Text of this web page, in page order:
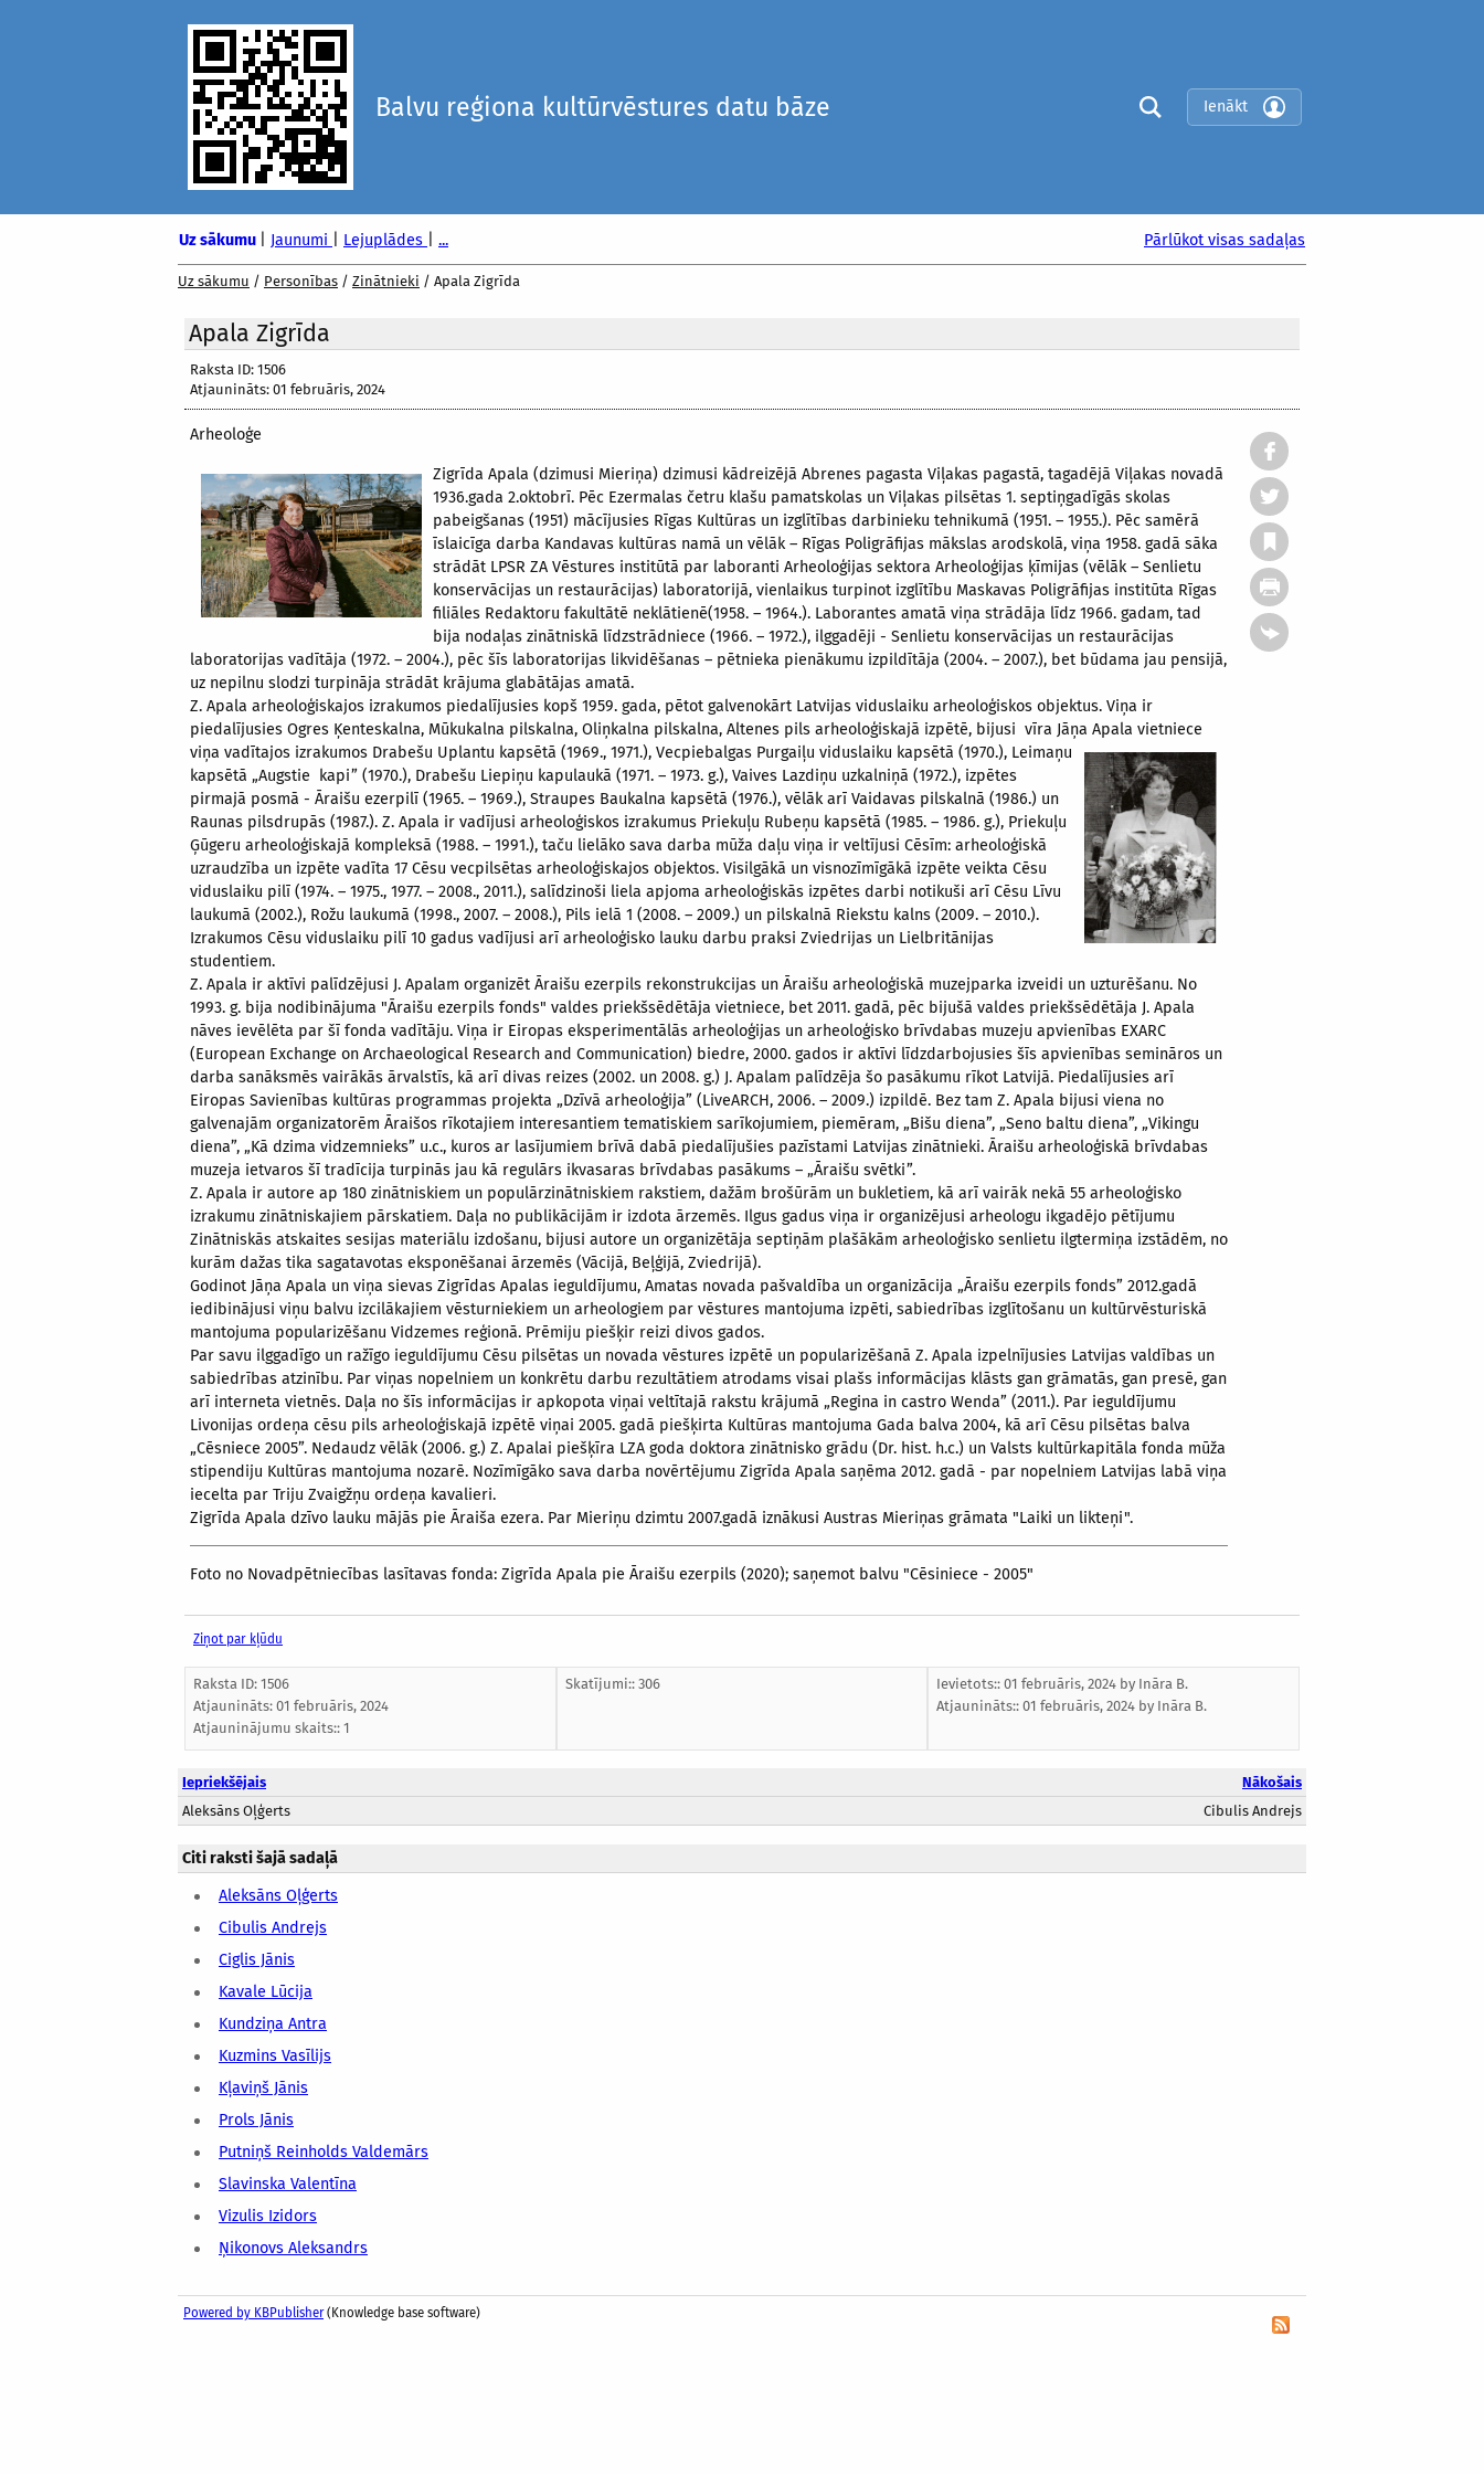
Balvu reģiona kultūrvēstures datu bāze Ienākt
Uz sākumu Jaunumi Lejuplādes ... Pārlūkot visas sadaļas
Uz sākumu / Personības / Zinātnieki / Apala Zigrīda
Apala Zigrīda
Raksta ID: 1506
Atjaunināts: 01 februāris, 2024
Arheoloģe
Zigrīda Apala (dzimusi Mieriņa) dzimusi kādreizējā Abrenes pagasta Viļakas pagastā, tagadējā Viļakas novadā
1936.gada 2.oktobrī. Pēc Ezermalas četru klašu pamatskolas un Viļakas pilsētas 1. septiņgadīgās skolas
pabeigšanas (1951) mācījusies Rīgas Kultūras un izglītības darbinieku tehnikumā (1951. – 1955.). Pēc samērā
īslaicīga darba Kandavas kultūras namā un vēlāk – Rīgas Poligrāfijas mākslas arodskolā, viņa 1958. gadā sāka
strādāt LPSR ZA Vēstures institūtā par laboranti Arheoloģijas sektora Arheoloģijas ķīmijas (vēlāk – Senlietu
konservācijas un restaurācijas) laboratorijā, vienlaikus turpinot izglītību Maskavas Poligrāfijas institūta Rīgas
filiāles Redaktoru fakultātē neklātienē(1958. – 1964.). Laborantes amatā viņa strādāja līdz 1966. gadam, tad
bija nodaļas zinātniskā līdzstrādniece (1966. – 1972.), ilggadēji - Senlietu konservācijas un restaurācijas
laboratorijas vadītāja (1972. – 2004.), pēc šīs laboratorijas likvidēšanas – pētnieka pienākumu izpildītāja (2004. – 2007.), bet būdama jau pensijā,
uz nepilnu slodzi turpināja strādāt krājuma glabātājas amatā.
Z. Apala arheoloģiskajos izrakumos piedalījusies kopš 1959. gada, pētot galvenokārt Latvijas viduslaiku arheoloģiskos objektus. Viņa ir
piedalījusies Ogres Ķenteskalna, Mūkukalna pilskalna, Oliņkalna pilskalna, Altenes pils arheoloģiskajā izpētē, bijusi vīra Jāņa Apala vietniece
viņa vadītajos izrakumos Drabešu Uplantu kapsētā (1969., 1971.), Vecpiebalgas Purgaiļu viduslaiku kapsētā (1970.), Leimaņu
kapsētā „Augstie kapi” (1970.), Drabešu Liepiņu kapulaukā (1971. – 1973. g.), Vaives Lazdiņu uzkalniņā (1972.), izpētes
pirmajā posmā - Āraišu ezerpilī (1965. – 1969.), Straupes Baukalna kapsētā (1976.), vēlāk arī Vaidavas pilskalnā (1986.) un
Raunas pilsdrupās (1987.). Z. Apala ir vadījusi arheoloģiskos izrakumus Priekuļu Rubeņu kapsētā (1985. – 1986. g.), Priekuļu
Ģūgeru arheoloģiskajā kompleksā (1988. – 1991.), taču lielāko sava darba mūža daļu viņa ir veltījusi Cēsīm: arheoloģiskā
uzraudzība un izpēte vadīta 17 Cēsu vecpilsētas arheoloģiskajos objektos. Visilgākā un visnozīmīgākā izpēte veikta Cēsu
viduslaiku pilī (1974. – 1975., 1977. – 2008., 2011.), salīdzinoši liela apjoma arheoloģiskās izpētes darbi notikuši arī Cēsu Līvu
laukumā (2002.), Rožu laukumā (1998., 2007. – 2008.), Pils ielā 1 (2008. – 2009.) un pilskalnā Riekstu kalns (2009. – 2010.).
Izrakumos Cēsu viduslaiku pilī 10 gadus vadījusi arī arheoloģisko lauku darbu praksi Zviedrijas un Lielbritānijas
studentiem.
Z. Apala ir aktīvi palīdzējusi J. Apalam organizēt Āraišu ezerpils rekonstrukcijas un Āraišu arheoloģiskā muzejparka izveidi un uzturēšanu. No
1993. g. bija nodibinājuma "Āraišu ezerpils fonds" valdes priekšsēdētāja vietniece, bet 2011. gadā, pēc bijušā valdes priekšsēdētāja J. Apala
nāves ievēlēta par šī fonda vadītāju. Viņa ir Eiropas eksperimentālās arheoloģijas un arheoloģisko brīvdabas muzeju apvienības EXARC
(European Exchange on Archaeological Research and Communication) biedre, 2000. gados ir aktīvi līdzdarbojusies šīs apvienības semināros un
darba sanāksmēs vairākās ārvalstīs, kā arī divas reizes (2002. un 2008. g.) J. Apalam palīdzēja šo pasākumu rīkot Latvijā. Piedalījusies arī
Eiropas Savienības kultūras programmas projekta „Dzīvā arheoloģija” (LiveARCH, 2006. – 2009.) izpildē. Bez tam Z. Apala bijusi viena no
galvenajām organizatorēm Āraišos rīkotajiem interesantiem tematiskiem sarīkojumiem, piemēram, „Bišu diena”, „Seno baltu diena”, „Vikingu
diena”, „Kā dzima vidzemnieks” u.c., kuros ar lasījumiem brīvā dabā piedalījušies pazīstami Latvijas zinātnieki. Āraišu arheoloģiskā brīvdabas
muzeja ietvaros šī tradīcija turpinās jau kā regulārs ikvasaras brīvdabas pasākums – „Āraišu svētki”.
Z. Apala ir autore ap 180 zinātniskiem un populārzinātniskiem rakstiem, dažām brošūrām un bukletiem, kā arī vairāk nekā 55 arheoloģisko
izrakumu zinātniskajiem pārskatiem. Daļa no publikācijām ir izdota ārzemēs. Ilgus gadus viņa ir organizējusi arheologu ikgadējo pētījumu
Zinātniskās atskaites sesijas materiālu izdošanu, bijusi autore un organizētāja septiņām plašākām arheoloģisko senlietu ilgtermiņa izstādēm, no
kurām dažas tika sagatavotas eksponēšanai ārzemēs (Vācijā, Beļģijā, Zviedrijā).
Godinot Jāņa Apala un viņa sievas Zigrīdas Apalas ieguldījumu, Amatas novada pašvaldība un organizācija „Āraišu ezerpils fonds” 2012.gadā
iedibinājusi viņu balvu izcilākajiem vēsturniekiem un arheologiem par vēstures mantojuma izpēti, sabiedrības izglītošanu un kultūrvēsturiskā
mantojuma popularizēšanu Vidzemes reģionā. Prēmiju piešķir reizi divos gados.
Par savu ilggadīgo un ražīgo ieguldījumu Cēsu pilsētas un novada vēstures izpētē un popularizēšanā Z. Apala izpelnījusies Latvijas valdības un
sabiedrības atzinību. Par viņas nopelniem un konkrētu darbu rezultātiem atrodams visai plašs informācijas klāsts gan grāmatās, gan presē, gan
arī interneta vietnēs. Daļa no šīs informācijas ir apkopota viņai veltītajā rakstu krājumā „Regina in castro Wenda” (2011.). Par ieguldījumu
Livonijas ordeņa cēsu pils arheoloģiskajā izpētē viņai 2005. gadā piešķirta Kultūras mantojuma Gada balva 2004, kā arī Cēsu pilsētas balva
„Cēsniece 2005”. Nedaudz vēlāk (2006. g.) Z. Apalai piešķīra LZA goda doktora zinātnisko grādu (Dr. hist. h.c.) un Valsts kultūrkapitāla fonda mūža
stipendiju Kultūras mantojuma nozarē. Nozīmīgāko sava darba novērtējumu Zigrīda Apala saņēma 2012. gadā - par nopelniem Latvijas labā viņa
iecelta par Triju Zvaigžņu ordeņa kavalieri.
Zigrīda Apala dzīvo lauku mājās pie Āraiša ezera. Par Mieriņu dzimtu 2007.gadā iznākusi Austras Mieriņas grāmata "Laiki un likteņi".
Foto no Novadpētniecības lasītavas fonda: Zigrīda Apala pie Āraišu ezerpils (2020); saņemot balvu "Cēsiniece - 2005"
Ziņot par kļūdu
Raksta ID: 1506
Atjaunināts: 01 februāris, 2024
Atjauninājumu skaits:: 1
Skatījumi:: 306 Ievietots:: 01 februāris, 2024 by Ināra B.
Atjaunināts::01 februāris, 2024 by Ināra B.
Iepriekšējais
Nākošais
Aleksāns Oļģerts
Cibulis Andrejs
Citi raksti šajā sadaļā
Aleksāns Oļģerts
Cibulis Andrejs
Ciglis Jānis
Kavale Lūcija
Kundziņa Antra
Kuzmins Vasīlijs
Kļaviņš Jānis
Prols Jānis
Putniņš Reinholds Valdemārs
Slavinska Valentīna
Vizulis Izidors
Ņikonovs Aleksandrs
Powered by KBPublisher (Knowledge base software)